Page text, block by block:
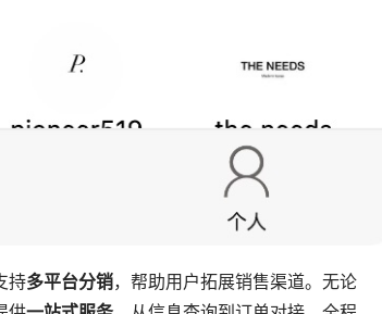
持多平台分销，帮助用户拓展销售渠道。无论